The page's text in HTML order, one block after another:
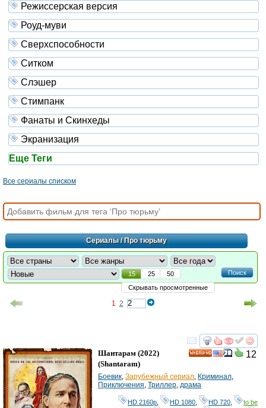
Режиссерская версия
Роуд-муви
Сверхспособности
Ситком
Слэшер
Стимпанк
Фанаты и Скинхеды
Экранизация
Еще Теги
Все сериалы списком
Сериалы/ Про тюрьму
Поиск
15 25
50
Скрывать просмотренные
1 2
смотреть
12
Шантарам (2022)
(Shantaram)
Боевик, Зарубежный сериал, Криминал,
Приключения, Триллер, драма
HD 2160р HD 1080 HD 720
to be